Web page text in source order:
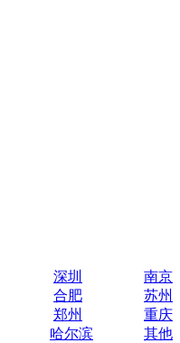
深圳
南京
合肥
苏州
郑州
重庆
哈尔滨
其他